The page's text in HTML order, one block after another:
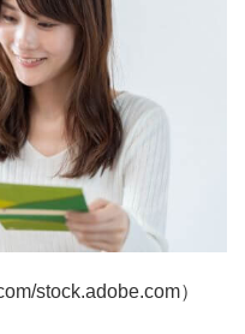
stock.adobe.com）